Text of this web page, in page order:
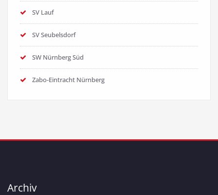
SV Lauf
SV Seubelsdorf
SW Nürnberg Süd
Zabo-Eintracht Nürnberg
Archiv